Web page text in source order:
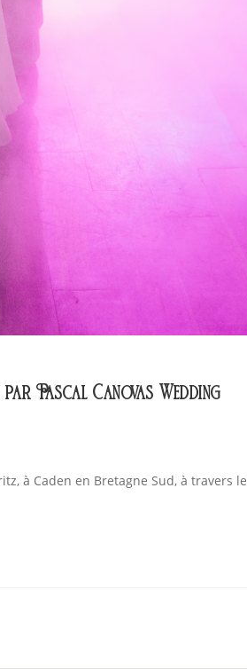
Pascal Canovas Wedding
à Caden en Bretagne Sud, à travers le